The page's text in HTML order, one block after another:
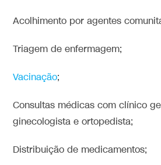
Acolhimento por agentes
Triagem de enfermagem;
Vacinação;
Consultas médicas com clínico
ginecologista e ortopedista;
Distribuição de medicamentos;